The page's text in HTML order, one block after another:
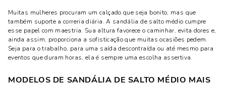
Muitas mulheres procuram um calçado que seja bonito, mas que
também suporte a correria diária. A sandália de salto médio cumpre
esse papel com maestria. Sua altura favorece o caminhar, evita dores e,
ainda assim, proporciona a sofisticação que muitas ocasiões pedem.
Seja para o trabalho, para uma saída descontraída ou até mesmo para
eventos que duram horas, ela é sempre uma escolha assertiva.
MODELOS DE SANDÁLIA DE SALTO MÉDIO MAIS